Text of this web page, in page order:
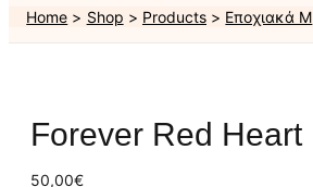
Home
Shop Products Εποχιακά Μ
Forever Red Heart
50,00€